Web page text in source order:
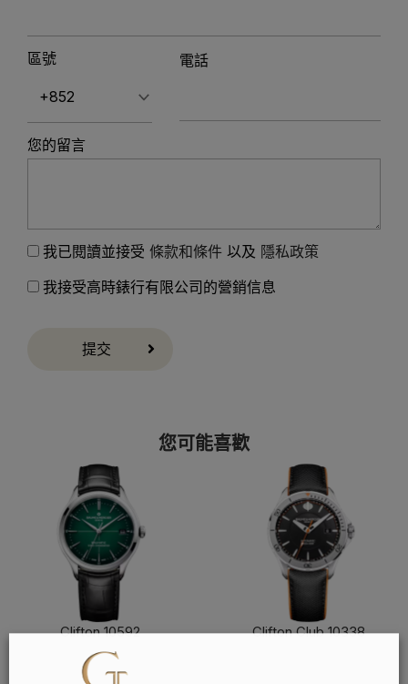
區號 電話
您的留言
我已閱讀並接受 條款和條件 以及 隱私政策
我接受高時錶行有限公司的營銷信息
提交
您可能喜歡
Clifton 10592
了解更多
Clifton Club 10338